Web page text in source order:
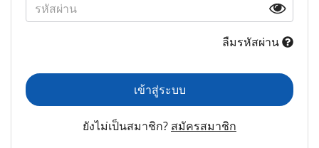
ลืมรหัสผ่าน
เข้าสู่ระบบ
ยังไม่เป็นสมาชิก? สมัครสมาชิก